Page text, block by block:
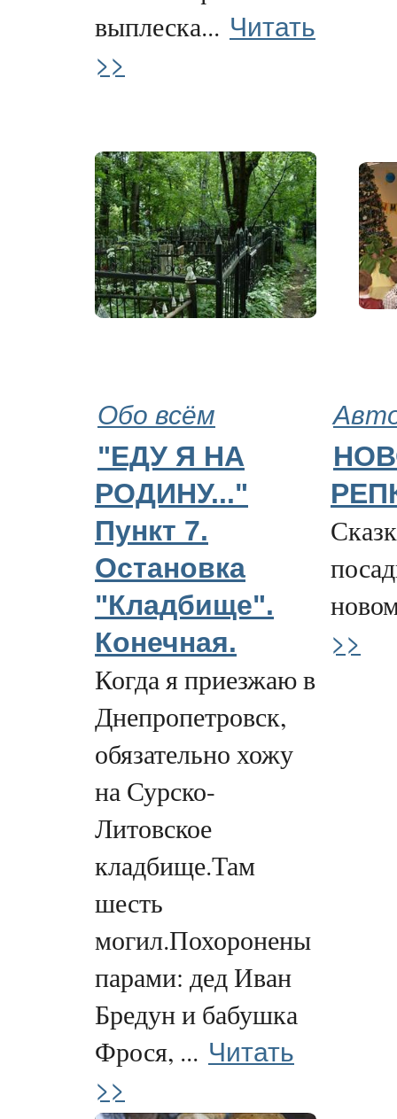
выплеска... Читать
>>
Обо всём
"ЕДУ Я НА
РОДИНУ..."
Пункт 7.
Остановка
"Кладбище".
Конечная.
Когда я приезжаю в
Днепропетровск,
обязательно хожу
на Сурско-
Литовское
кладбище.Там
шесть
могил.Похоронены
парами: дед Иван
Бредун и бабушка
Фрося, ... Читать
>>
>>